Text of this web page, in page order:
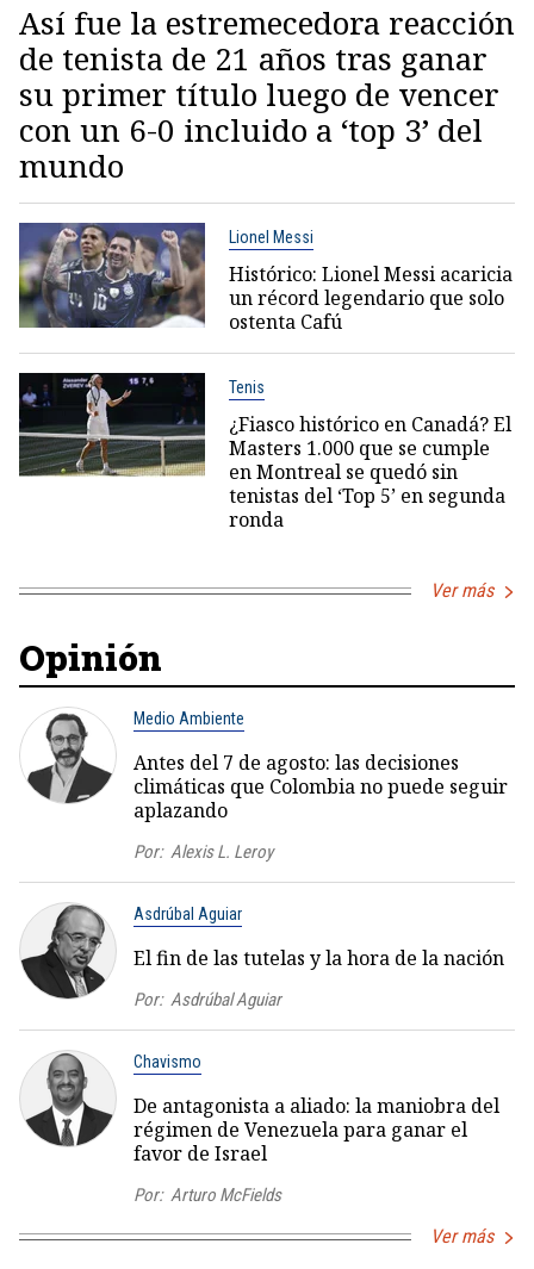
Así fue la estremecedora reacción
de tenista de 21 años tras ganar
su primer título luego de vencer
con un 6-0 incluido a ‘top 3’ del
mundo
Lionel Messi
Histórico: Lionel Messi acaricia
un récord legendario que solo
ostenta Cafú
Tenis
¿Fiasco histórico en Canadá? El
Masters 1.000 que se cumple
en Montreal se quedó sin
tenistas del ‘Top 5’ en segunda
ronda
Ver más
Opinión
Medio Ambiente
Antes del 7 de agosto: las decisiones
climáticas que Colombia no puede seguir
aplazando
Por: Alexis L. Leroy
Asdrúbal Aguiar
El fin de las tutelas y la hora de la nación
Por: Asdrúbal Aguiar
Chavismo
De antagonista a aliado: la maniobra del
régimen de Venezuela para ganar el
favor de Israel
Por: Arturo McFields
Ver más